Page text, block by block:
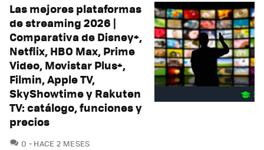
Las mejores plataformas
de streaming 2026 |
Comparativa de Disney+,
Netflix, HBO Max, Prime
Video, Movistar Plus+,
Filmin, Apple TV,
SkyShowtime y Rakuten
TV: catálogo, funciones y
precios
0 COMENTARIOS
HACE 2 MESES